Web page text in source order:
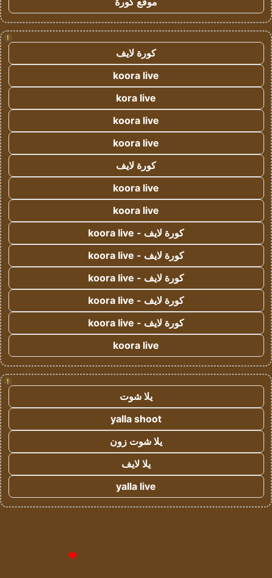
!
كورة لايف
koora live
kora live
koora live
koora live
كورة لايف
koora live
koora live
كورة لايف - koora live
كورة لايف - koora live
كورة لايف - koora live
كورة لايف - koora live
كورة لايف - koora live
koora live
!
يلا شوت
yalla shoot
يلا شوت زون
يلا لايف
yalla live